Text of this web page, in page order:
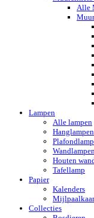
Alle
Lampen
Alle lampen
Hanglampen
Houten
Tafellamp
Papier
Kalenders
Collecties